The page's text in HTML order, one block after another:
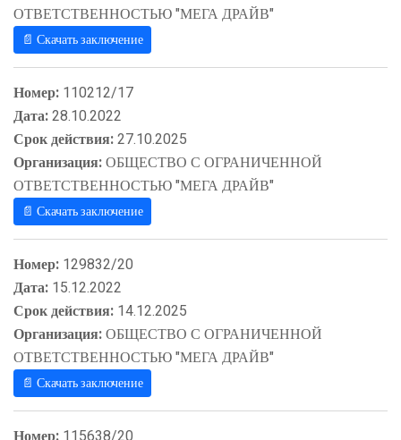
ОТВЕТСТВЕННОСТЬЮ "МЕГА ДРАЙВ"
📄 Скачать заключение
Номер: 110212/17
Дата:28.10.2022
Срок действия:27.10.2025
Организация:ОБЩЕСТВО С ОГРАНИЧЕННОЙ
ОТВЕТСТВЕННОСТЬЮ "МЕГА ДРАЙВ"
📄 Скачать заключение
Номер: 129832/20
Дата: 15.12.2022
Срок действия: 14.12.2025
Организация:ОБЩЕСТВО С ОГРАНИЧЕННОЙ
ОТВЕТСТВЕННОСТЬЮ "МЕГА ДРАЙВ"
📄 Скачать заключение